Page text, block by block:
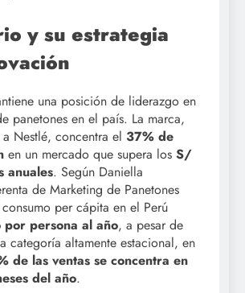
y su estrategia
una posición de liderazgo en
panetones en el país. La marca,
Nestlé, concentra el 37% de
en un mercado que supera los S/
anuales. Según Daniella
de Marketing de Panetones
per cápita en el Perú
por persona al año, a pesar de
categoría altamente estacional, en
de las ventas se concentra en
del año.